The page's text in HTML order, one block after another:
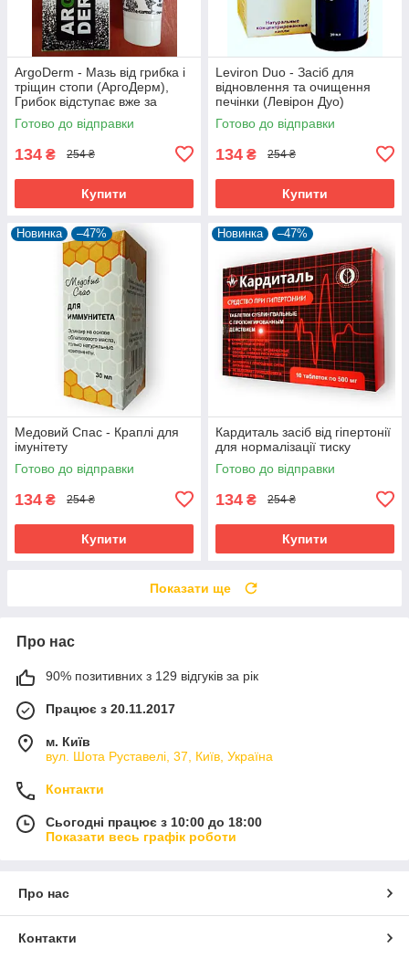
ArgoDerm - Мазь від грибка і
тріщин стопи (АргоДерм),
Грибок відступає вже за
місяць
Готово до відправки
134 ₴ 254 ₴
Купити
Leviron Duo - Засіб для
відновлення та очищення
печінки (Левірон Дуо)
Готово до відправки
134 ₴ 254 ₴
Купити
Новинка –47%
Медовий Спас - Краплі для
імунітету
Готово до відправки
134 ₴ 254 ₴
Купити
Новинка –47%
Кардиталь засіб від гіпертонії
для нормалізації тиску
Готово до відправки
134 ₴ 254 ₴
Купити
Показати ще
Про нас
90% позитивних з 129 відгуків за рік
Працює з 20.11.2017
м. Київ
вул. Шота Руставелі, 37, Київ, Україна
Контакти
Сьогодні працює з 10:00 до 18:00
Показати весь графік роботи
Про нас
Контакти